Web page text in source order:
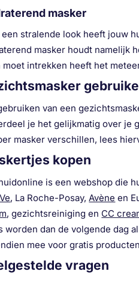
masker
een stralende look heeft jouw
masker houdt namelijk
moet intrekken heeft het
van een
je het gelijkmatig over je
masker verschillen, lees
kopen
is een webshop die
, La Roche-Posay, Avène en
, gezichtsreiniging en CC
worden dan de volgende dag
mee voor gratis
vragen